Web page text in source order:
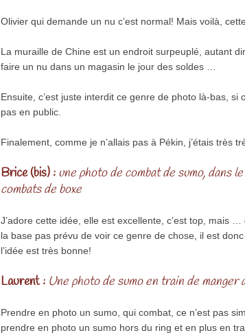
Olivier qui demande un nu c’est normal! Mais voilà,
La muraille de Chine est un endroit surpeuplé, autant
faire un nu dans un magasin le jour des soldes …
Ensuite, c’est juste interdit ce genre de photo là-bas, si
pas en public.
Finalement, comme je n’allais pas à Pékin, j’étais très
Brice (bis) : une photo de combat de sumo, dans
combats de boxe
J’adore cette idée, elle est excellente, c’est top, mais
la base pas prévu de voir ce genre de chose, il est
l’idée est très bonne!
Laurent : Une photo de sumo en train de
Prendre en photo un sumo, qui combat, ce n’est pas
prendre en photo un sumo hors du ring et en plus en